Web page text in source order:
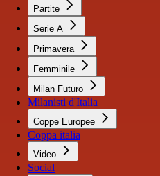
Partite
Serie A
Primavera
Femminile
Milan Futuro
Milanisti d'Italia
Coppe Europee
Coppa italia
Video
Social